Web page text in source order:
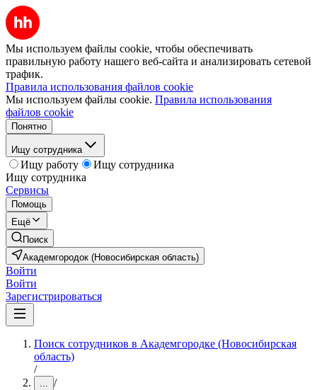
Мы используем файлы cookie, чтобы обеспечивать
правильную работу нашего веб-сайта и анализировать сетевой
трафик.
Правила использования файлов cookie
Мы используем файлы cookie. Правила использования
файлов cookie
Понятно
Ищу сотрудника
Ищу работу
Ищу сотрудника
Ищу сотрудника
Сервисы
Помощь
Ещё
Поиск
Академгородок (Новосибирская область)
Войти
Войти
Зарегистрироваться
Поиск сотрудников в Академгородке (Новосибирская
область)
/
... /